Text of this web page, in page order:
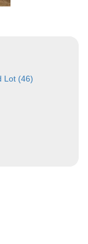
Lot (46)